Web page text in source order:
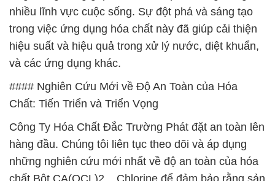
nhiều lĩnh vực cuộc sống. Sự đột phá và sáng tạo
trong việc ứng dụng hóa chất này đã giúp cải thiện
hiệu suất và hiệu quả trong xử lý nước, diệt khuẩn,
và các ứng dụng khác.
#### Nghiên Cứu Mới về Độ An Toàn của Hóa
Chất: Tiến Triển và Triển Vọng
Công Ty Hóa Chất Đắc Trường Phát đặt an toàn lên
hàng đầu. Chúng tôi liên tục theo dõi và áp dụng
những nghiên cứu mới nhất về độ an toàn của hóa
chất Bột CA(OCL)2 _ Chlorine để đảm bảo rằng sản